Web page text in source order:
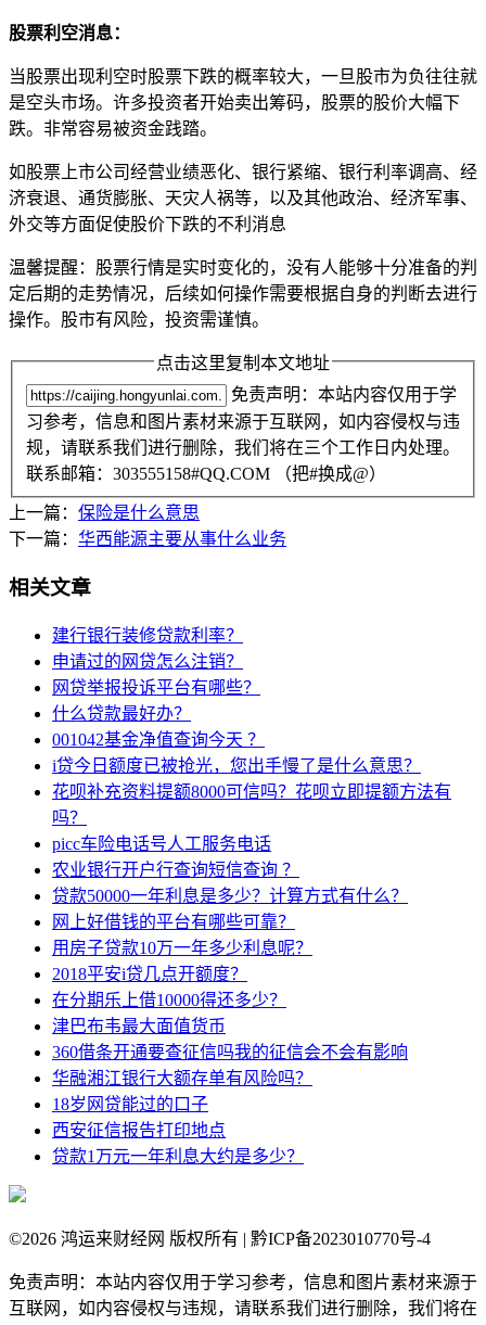
股票利空消息：
当股票出现利空时股票下跌的概率较大，一旦股市为负往往就
是空头市场。许多投资者开始卖出筹码，股票的股价大幅下
跌。非常容易被资金践踏。
如股票上市公司经营业绩恶化、银行紧缩、银行利率调高、经
济衰退、通货膨胀、天灾人祸等，以及其他政治、经济军事、
外交等方面促使股价下跌的不利消息
温馨提醒：股票行情是实时变化的，没有人能够十分准备的判
定后期的走势情况，后续如何操作需要根据自身的判断去进行
操作。股市有风险，投资需谨慎。
点击这里复制本文地址
免责声明：本站内容仅用于学
习参考，信息和图片素材来源于互联网，如内容侵权与违
规，请联系我们进行删除，我们将在三个工作日内处理。
联系邮箱：303555158#QQ.COM （把#换成@）
上一篇： 保险是什么意思
下一篇： 华西能源主要从事什么业务
相关文章
建行银行装修贷款利率？
申请过的网贷怎么注销？
网贷举报投诉平台有哪些？
什么贷款最好办？
001042基金净值查询今天 ？
i贷今日额度已被抢光，您出手慢了是什么意思？
花呗补充资料提额8000可信吗？花呗立即提额方法有
吗？
picc车险电话号人工服务电话
农业银行开户行查询短信查询 ？
贷款50000一年利息是多少？计算方式有什么？
网上好借钱的平台有哪些可靠？
用房子贷款10万一年多少利息呢？
2018平安i贷几点开额度？
在分期乐上借10000得还多少？
津巴布韦最大面值货币
360借条开通要查征信吗我的征信会不会有影响
华融湘江银行大额存单有风险吗？
18岁网贷能过的口子
西安征信报告打印地点
贷款1万元一年利息大约是多少？
©2026 鸿运来财经网 版权所有 | 黔ICP备2023010770号-4
免责声明：本站内容仅用于学习参考，信息和图片素材来源于
互联网，如内容侵权与违规，请联系我们进行删除，我们将在